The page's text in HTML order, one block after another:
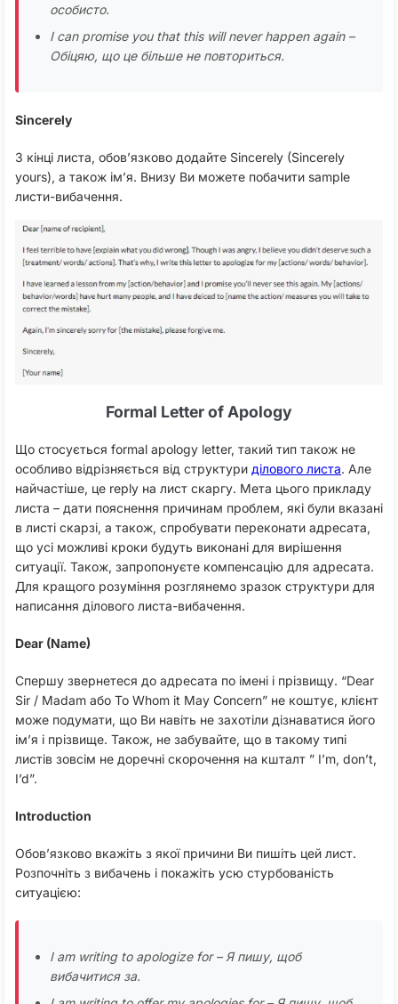
особисто.
I can promise you that this will never happen again –
Обіцяю, що це більше не повториться.
Sincerely
З кінці листа, обов’язково додайте Sincerely (Sincerely
yours), а також ім’я. Внизу Ви можете побачити sample
листи-вибачення.
Formal Letter of Apology
Що стосується formal apology letter, такий тип також не
особливо відрізняється від структури ділового листа. Але
найчастіше, це reply на лист скаргу. Мета цього прикладу
листа – дати пояснення причинам проблем, які були вказані
в листі скарзі, а також, спробувати переконати адресата,
що усі можливі кроки будуть виконані для вирішення
ситуації. Також, запропонуєте компенсацію для адресата.
Для кращого розуміння розглянемо зразок структури для
написання ділового листа-вибачення.
Dear (Name)
Спершу звернетеся до адресата по імені і прізвищу. “Dear
Sir / Madam або To Whom it May Concern” не коштує, клієнт
може подумати, що Ви навіть не захотіли дізнаватися його
ім’я і прізвище. Також, не забувайте, що в такому типі
листів зовсім не доречні скорочення на кшталт ” I’m, don’t,
I’d”.
Introduction
Обов’язково вкажіть з якої причини Ви пишіть цей лист.
Розпочніть з вибачень і покажіть усю стурбованість
ситуацією:
I am writing to apologize for – Я пишу, щоб
вибачитися за.